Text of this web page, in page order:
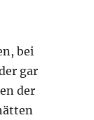
bei
gar
der